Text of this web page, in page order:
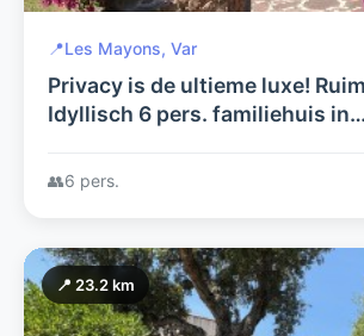
📍Les Mayons, Var
Privacy is de ultieme luxe!
Idyllisch 6 pers. familiehuis in
Kindveilig zwembad. Glasvezel
👥6 pers.
📍 23.2 km